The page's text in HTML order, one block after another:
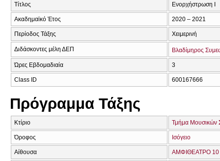
Τίτλος Ενορχήστρωση Ι
Ακαδημαϊκό Έτος 2020 – 2021
Περίοδος Τάξης Χειμερινή
Διδάσκοντες μέλη ΔΕΠ Βλαδίμηρος
Ώρες Εβδομαδιαία 3
Class ID 600167666
Πρόγραμμα Τάξης
Κτίριο Τμήμα Μουσικών
Όροφος Ισόγειο
Αίθουσα ΑΜΦΙΘΕΑΤΡΟ 10